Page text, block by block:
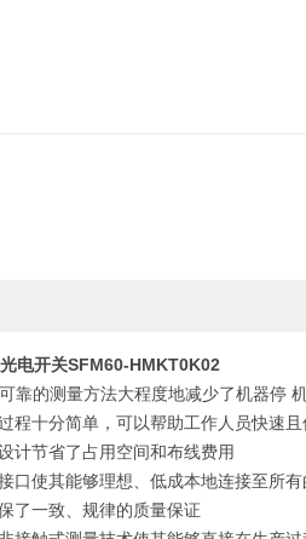
电开关SFM60-HMKT0K02
靠的测量方法大程度地减少了机器停
程十分简单，可以帮助工作人员快速
计节省了占用空间和布线费用
口使其能够理想、低成本地连接至所有
了一致、规律的质量保证